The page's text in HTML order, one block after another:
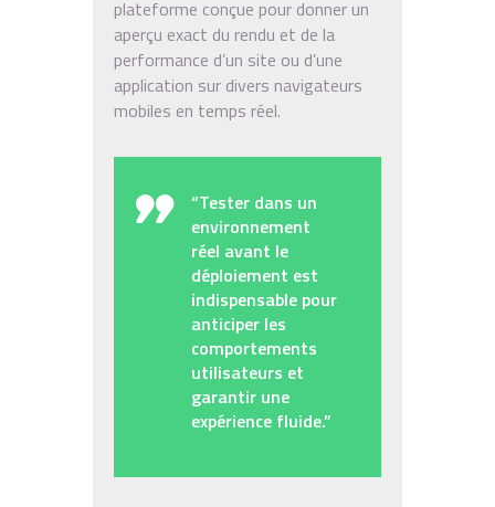
plateforme conçue pour donner un
aperçu exact du rendu et de la
performance d’un site ou d’une
application sur divers navigateurs
mobiles en temps réel.
“Tester dans un
environnement
réel avant le
déploiement est
indispensable pour
anticiper les
comportements
utilisateurs et
garantir une
expérience fluide.”